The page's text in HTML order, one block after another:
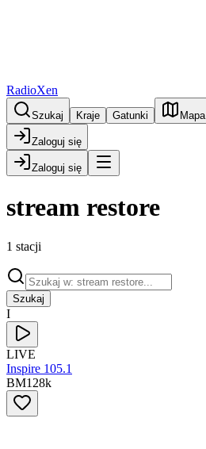
RadioXen
Szukaj Kraje Gatunki Mapa
Zaloguj się
Zaloguj się
stream restore
1 stacji
Szukaj
I
LIVE
Inspire 105.1
BM128k